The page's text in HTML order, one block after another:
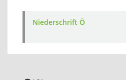
Niederschrift Ö